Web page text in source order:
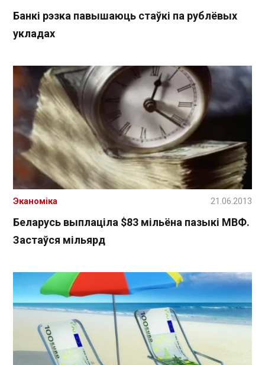
Банкі рэзка павышаюць стаўкі па рублёвых
укладах
Беларусь выплаціла $83 мільёна пазыкі МВФ.
Застаўся мільярд
Эканоміка 21.06.2013